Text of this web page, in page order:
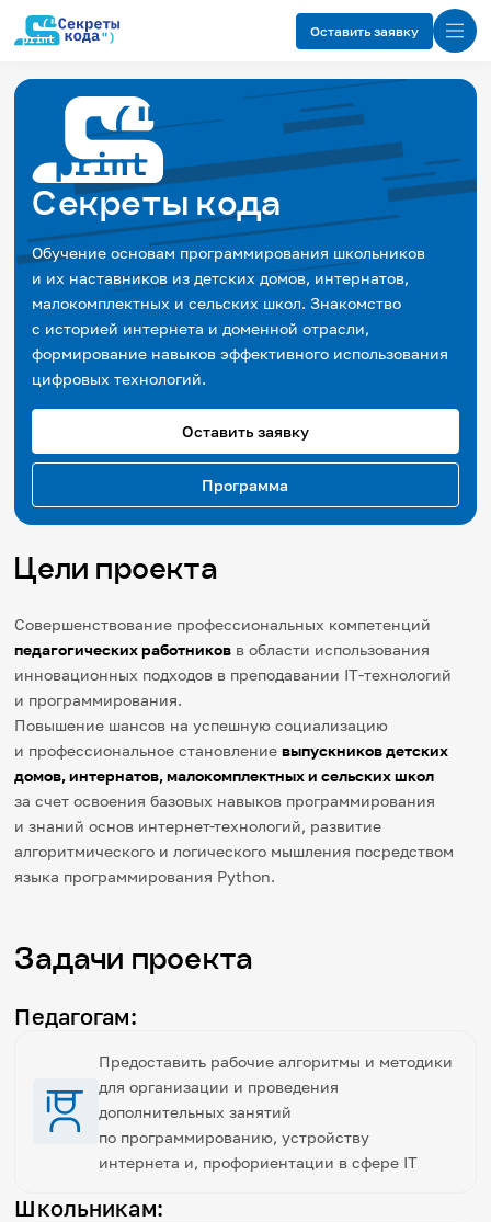
Цели проекта
Участникам
Требования
Результат обучения
Программа
Изучи интернет ↗
Оставить заявку
Секреты кода
Обучение основам программирования школьников
и их наставников из детских домов, интернатов,
малокомплектных и сельских школ. Знакомство
с историей интернета и доменной отрасли,
формирование навыков эффективного использования
цифровых технологий.
Оставить заявку
Программа
Цели проекта
Совершенствование профессиональных компетенций
педагогических работников в области использования
инновационных подходов в преподавании IT-технологий
и программирования.
Повышение шансов на успешную социализацию
и профессиональное становлениевыпускников детских
домов, интернатов, малокомплектных и сельских школ
за счет освоения базовых навыков программирования
и знаний основ интернет-технологий, развитие
алгоритмического и логического мышления посредством
языка программирования Python.
Задачи проекта
Педагогам:
Предоставить рабочие алгоритмы и методики
для организации и проведения
дополнительных занятий
по программированию, устройству
интернета и, профориентации в сфере IT
Школьникам: